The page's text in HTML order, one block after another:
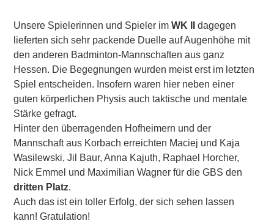
Unsere Spielerinnen und Spieler imWK II
dagegen
lieferten sich sehr packende Duelle auf Augenhöhe mit
den anderen Badminton-Mannschaften aus ganz
Hessen. Die Begegnungen wurden meist erst im letzten
Spiel entscheiden. Insofern waren hier neben einer
guten körperlichen Physis auch taktische und mentale
Stärke gefragt.
Hinter den überragenden Hofheimern und der
Mannschaft aus Korbach erreichten Maciej und Kaja
Wasilewski, Jil Baur, Anna Kajuth, Raphael Horcher,
Nick Emmel und Maximilian Wagner für die GBS den
dritten Platz.
Auch das ist ein toller Erfolg, der sich sehen lassen
kann! Gratulation!